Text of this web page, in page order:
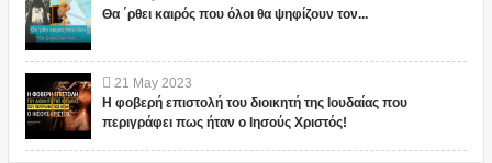
Θα ΄ρθει καιρός που όλοι θα ψηφίζουν τον...
21 May 2023
Η φοβερή επιστολή του διοικητή της Ιουδαίας που
περιγράφει πως ήταν ο Ιησούς Χριστός!